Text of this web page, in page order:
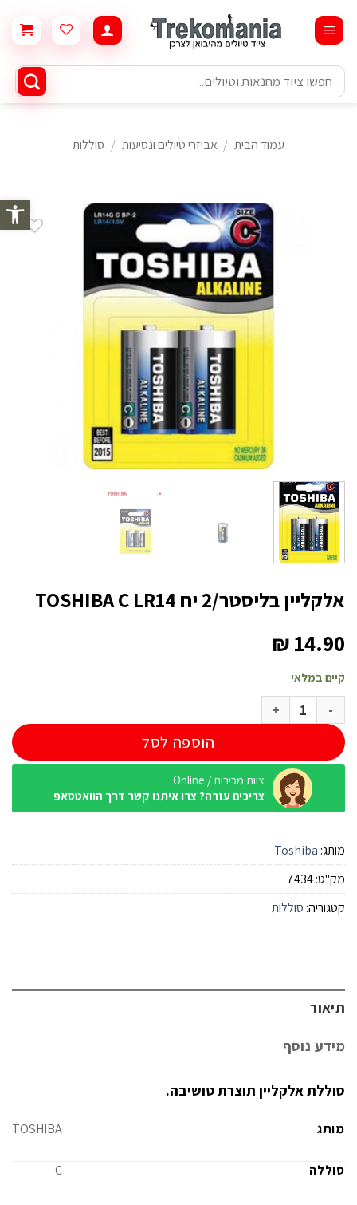
פתח
content
חיפוש
עבור:
עמוד הבית / אביזרי טיולים ונסיעות / סוללות
אלקליין בליסטר/2 יח TOSHIBA C LR14
₪14.90
קיים במלאי
כמות של אלקליין בליסטר/2 יח TOSHIBA C LR14
הוספה לסל
צוות מכירות / Online
צריכים עזרה? צרו איתנו קשר דרך הוואטסאפ
מותג: Toshiba
מק"ט:7434
קטגוריה: סוללות
תיאור
מידע נוסף
סוללת אלקליין תוצרת טושיבה.
מותג TOSHIBA
סוללה C